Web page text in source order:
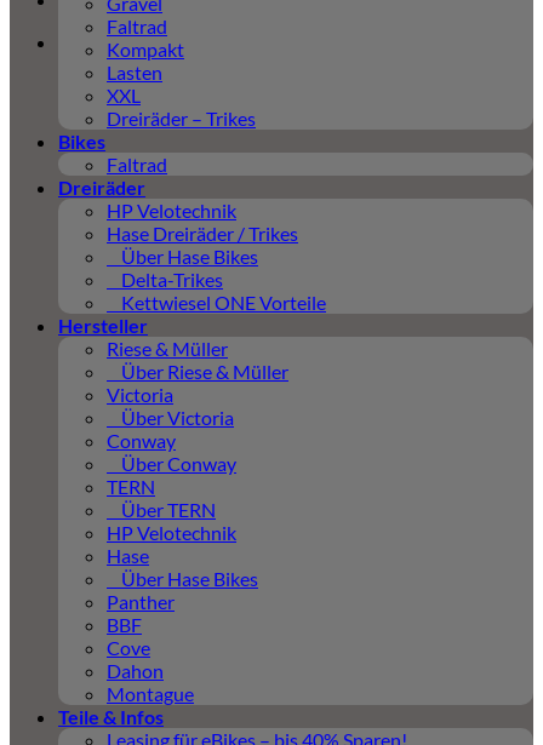
Faltrad
Kompakt
Lasten
XXL
Dreiräder – Trikes
Bikes
Faltrad
Dreiräder
HP Velotechnik
Hase Dreiräder / Trikes
Über Hase Bikes
Delta-Trikes
Kettwiesel ONE Vorteile
Hersteller
Riese & Müller
Über Riese & Müller
Victoria
Über Victoria
Conway
Über Conway
TERN
Über TERN
HP Velotechnik
Hase
Über Hase Bikes
Panther
BBF
Cove
Dahon
Montague
Teile & Infos
Leasing für eBikes – bis 40% Sparen!